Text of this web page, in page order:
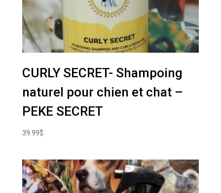
CURLY SECRET- Shampoing
naturel pour chien et chat –
PEKE SECRET
39.99$